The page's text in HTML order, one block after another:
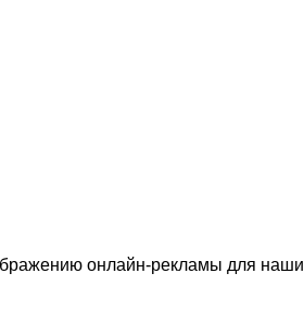
онлайн-рекламы для